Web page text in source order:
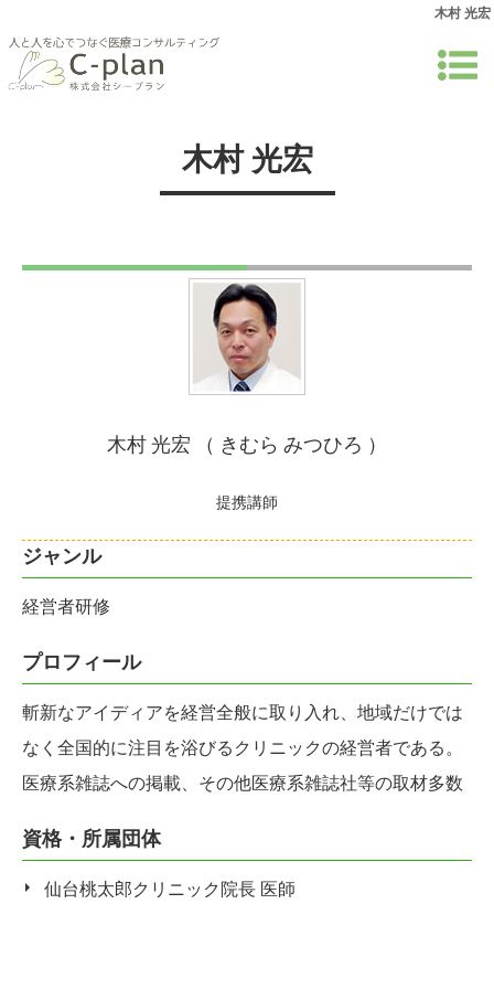
木村 光宏
木村 光宏
木村 光宏 （ きむら みつひろ ）
提携講師
ジャンル
経営者研修
プロフィール
斬新なアイディアを経営全般に取り入れ、地域だけでは
なく全国的に注目を浴びるクリニックの経営者である。
医療系雑誌への掲載、その他医療系雑誌社等の取材多数
資格・所属団体
仙台桃太郎クリニック院長 医師